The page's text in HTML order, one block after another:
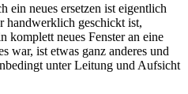
ein neues ersetzen ist eigentlich
handwerklich geschickt ist,
komplett neues Fenster an eine
war, ist etwas ganz anderes und
unter Leitung und Aufsicht